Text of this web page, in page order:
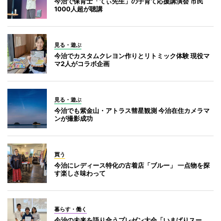
1000人超が聴講
見る・遊ぶ
今治でカスタムクレヨン作りとリトミック体験 現役マ
マ2人がコラボ企画
見る・遊ぶ
今治でも紫金山・アトラス彗星観測 今治在住カメラマ
ンが撮影成功
買う
今治にレディース特化の古着店「ブルー」 一点物を探
す楽しさ味わって
暮らす・働く